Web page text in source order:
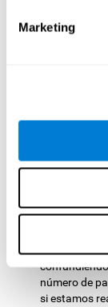
Marketing
nuestro día
Otras
estamos
número de
si estamos